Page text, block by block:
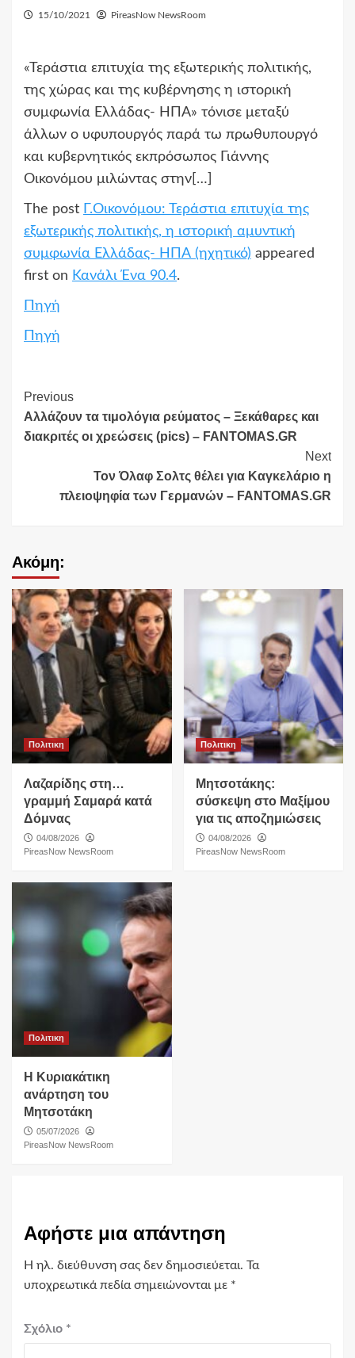
15/10/2021 PireasNow NewsRoom
«Τεράστια επιτυχία της εξωτερικής πολιτικής,
της χώρας και της κυβέρνησης η ιστορική
συμφωνία Ελλάδας- ΗΠΑ» τόνισε μεταξύ
άλλων ο υφυπουργός παρά τω πρωθυπουργό
και κυβερνητικός εκπρόσωπος Γιάννης
Οικονόμου μιλώντας στην[…]
The post Γ.Οικονόμου: Τεράστια επιτυχία της
εξωτερικής πολιτικής, η ιστορική αμυντική
συμφωνία Ελλάδας- ΗΠΑ (ηχητικό) appeared
first on Κανάλι Ένα 90.4.
Πηγή
Πηγή
Continue
Reading
Previous
Αλλάζουν τα τιμολόγια ρεύματος – Ξεκάθαρες και
διακριτές οι χρεώσεις (pics) – FANTOMAS.GR
Next
Τον Όλαφ Σολτς θέλει για Καγκελάριο η
πλειοψηφία των Γερμανών – FANTOMAS.GR
Ακόμη:
Πολιτικη
Λαζαρίδης στη…
γραμμή Σαμαρά κατά
Δόμνας
04/08/2026
PireasNow NewsRoom
Πολιτικη
Μητσοτάκης:
σύσκεψη στο Μαξίμου
για τις αποζημιώσεις
04/08/2026
PireasNow NewsRoom
Πολιτικη
Η Κυριακάτικη
ανάρτηση του
Μητσοτάκη
05/07/2026
PireasNow NewsRoom
Αφήστε μια απάντηση
Η ηλ. διεύθυνση σας δεν δημοσιεύεται. Τα
υποχρεωτικά πεδία σημειώνονται με *
Σχόλιο *